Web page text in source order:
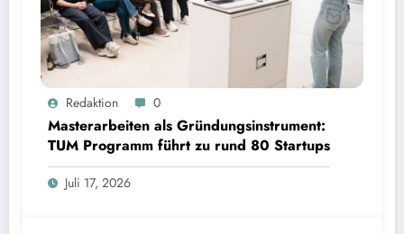
Masterarbeiten als Gründungsinstrument: TUM Programm führt zu rund 80 Startups | Bild:
TUM
Redaktion 0
Masterarbeiten als Gründungsinstrument:
TUM Programm führt zu rund 80 Startups
Juli 17, 2026